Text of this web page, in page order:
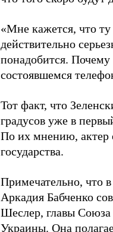
«Мне кажется, что
действительно
понадобится. Почему
состоявшемся
Тот факт, что
градусов уже в
По их мнению, актер
государства.
Примечательно, что
Аркадия Бабченко
Шеслер, главы Союза
Украины. Она